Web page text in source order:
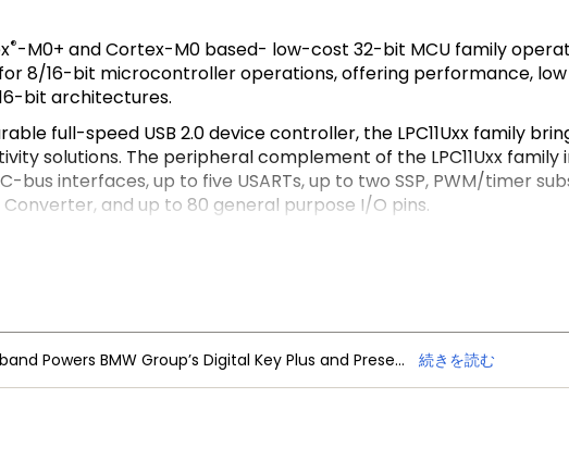
®-M0+ and Cortex-M0 based- low-cost 32-bit MCU family
for 8/16-bit microcontroller operations, offering performance,
bit architectures.
full-speed USB 2.0 device controller, the LPC11Uxx family
solutions. The peripheral complement of the LPC11Uxx family
bus interfaces, up to five USARTs, up to two SSP, PWM/timer
and up to 80 general purpose I/O pins.
NXP Trimension Ultra-Wideband Powers BMW Group’s Digital Key Plus and Presence Detection 続きを読む